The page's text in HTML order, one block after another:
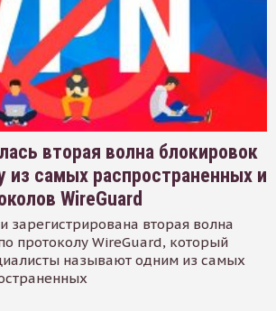
вторая волна блокировок
из самых распространенных и
WireGuard
зарегистрирована вторая волна
протоколу WireGuard, который
называют одним из самых